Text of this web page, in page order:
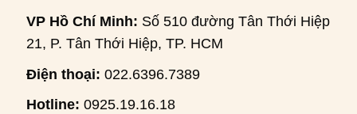
VP Hồ Chí Minh: Số 510 đường Tân Thới Hiệp
21, P. Tân Thới Hiệp, TP. HCM
Điện thoại: 022.6396.7389
Hotline: 0925.19.16.18